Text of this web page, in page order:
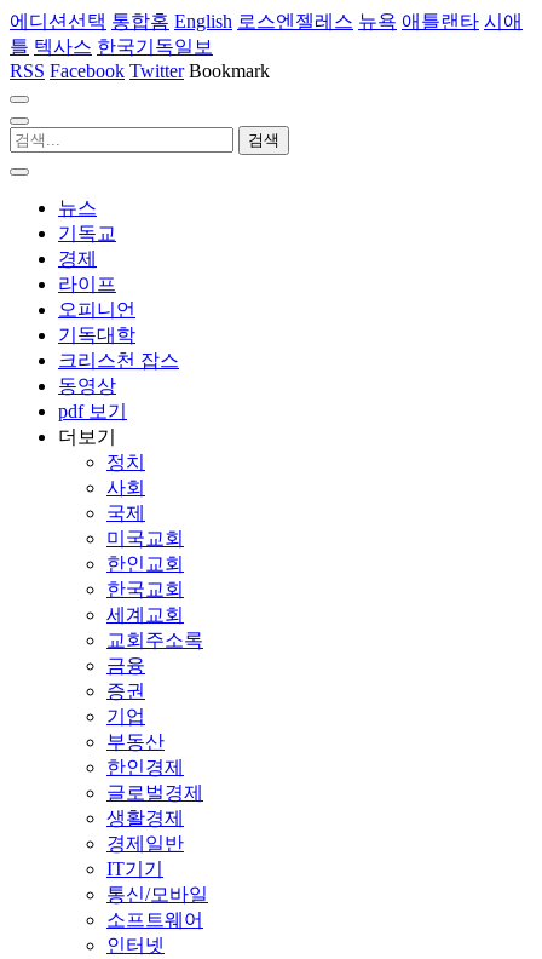
에디션선택 통합홈 English 로스엔젤레스 뉴욕 애틀랜타 시애
틀 텍사스 한국기독일보
RSS Facebook Twitter Bookmark
뉴스
기독교
경제
라이프
오피니언
기독대학
크리스천 잡스
동영상
pdf 보기
더보기
정치
사회
국제
미국교회
한인교회
한국교회
세계교회
교회주소록
금융
증권
기업
부동산
한인경제
글로벌경제
생활경제
경제일반
IT기기
통신/모바일
소프트웨어
인터넷